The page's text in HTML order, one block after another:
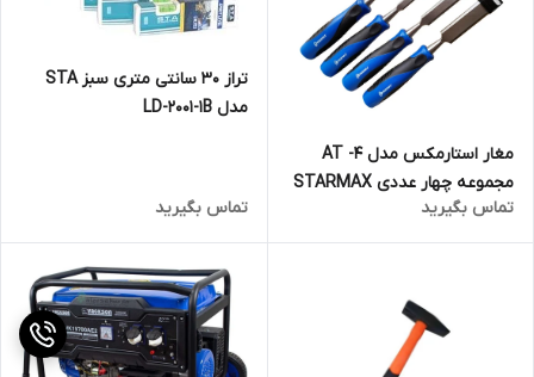
مغار استارمکس مدل AT -4
مجموعه چهار عددی STARMAX
تماس بگیرید
تراز 30 سانتی متری سبز STA
مدل LD-2001-1B
تماس بگیرید